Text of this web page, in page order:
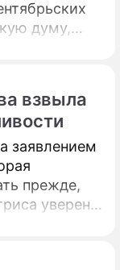
думу,
его
станет
блогера
взвыла
заявлением
прежде,
уверена,
жизненные